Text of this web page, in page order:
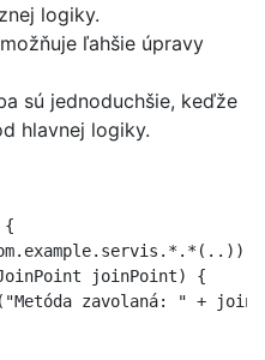
logiky.
ľahšie úpravy
sú jednoduchšie, keďže
hlavnej logiky.
{
joinPoint) {
zavolaná: " +